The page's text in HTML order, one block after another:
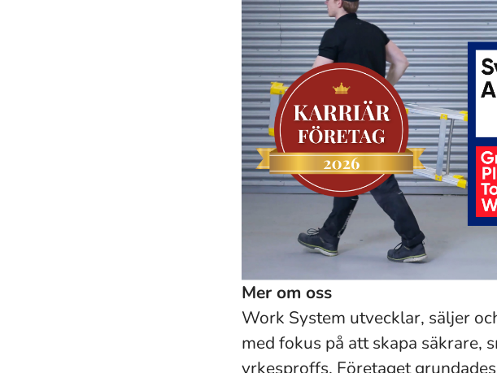
Mer om oss
Work System utvecklar, säljer
med fokus på att skapa säkrare,
yrkesproffs. Företaget